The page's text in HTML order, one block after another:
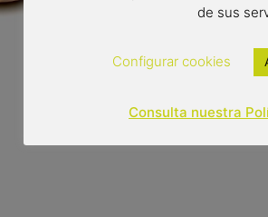
de sus
Configurar cookies
Consulta nuestra